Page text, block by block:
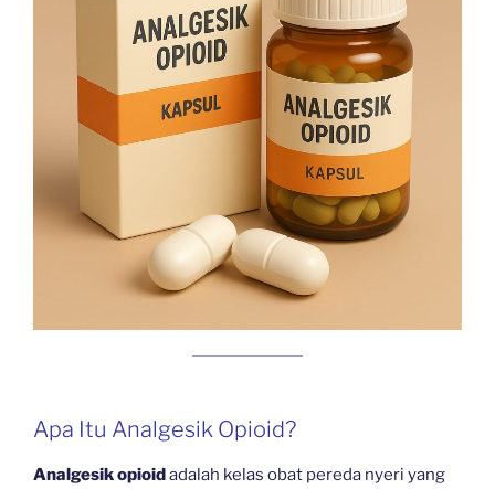
Apa Itu Analgesik Opioid?
Analgesik opioidadalah kelas obat pereda nyeri yang